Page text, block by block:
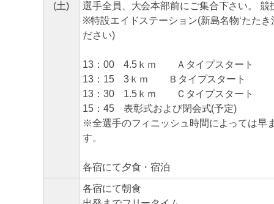
(土)
選手全員、大会本部前にご集合下さい。
※特設エイドステーション(新島名物‘たた
ださい)
13：00 4.5ｋｍ Ａタイプスタート
13：15 3ｋｍ Ｂタイプスタート
13：30 1.5ｋｍ Ｃタイプスタート
15：45 表彰式および閉会式(予定)
※全選手のフィニッシュ時間によっては早
す。
各宿にて夕食・宿泊
各宿にて朝食